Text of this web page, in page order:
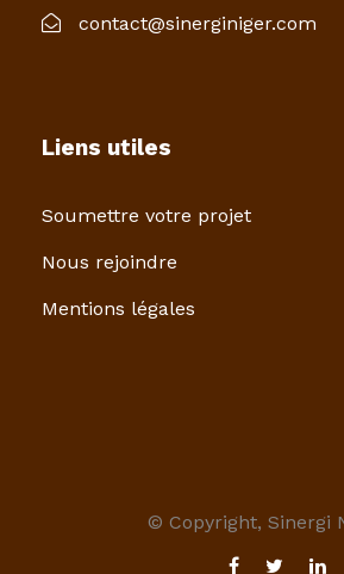
contact@sinerginiger.com
Liens utiles
Soumettre votre projet
Nous rejoindre
Mentions légales
© Copyright, Sinergi